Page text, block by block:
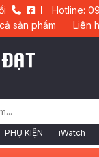
Hotline:
sản phẩm
Liên
PHỤ KIỆN iWatch